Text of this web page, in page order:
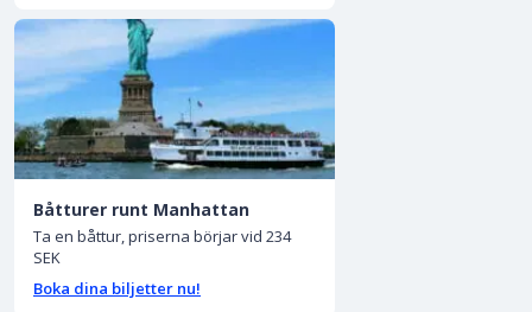
Båtturer runt Manhattan
Ta en båttur, priserna börjar vid 234
SEK
Boka dina biljetter nu!